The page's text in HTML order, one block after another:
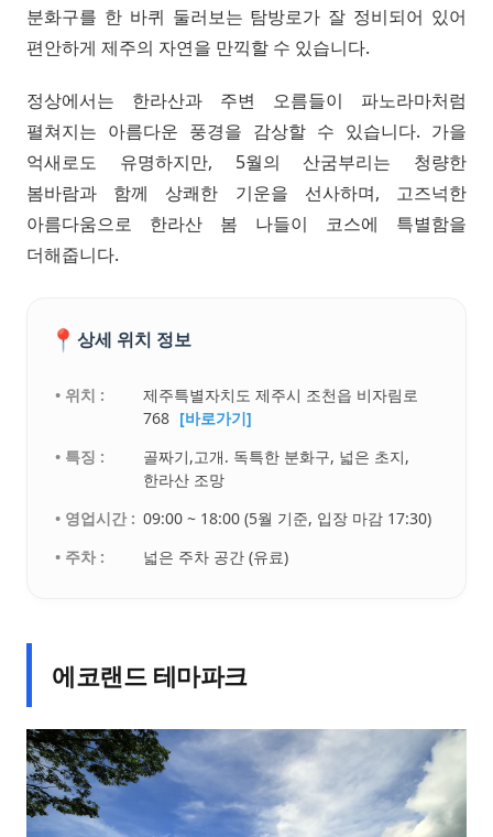
분화구를 한 바퀴 둘러보는 탐방로가 잘 정비되어 있어
편안하게 제주의 자연을 만끽할 수 있습니다.
정상에서는 한라산과 주변 오름들이 파노라마처럼
펼쳐지는 아름다운 풍경을 감상할 수 있습니다. 가을
억새로도 유명하지만, 5월의 산굼부리는 청량한
봄바람과 함께 상쾌한 기운을 선사하며, 고즈넉한
아름다움으로 한라산 봄 나들이 코스에 특별함을
더해줍니다.
📍 상세 위치 정보
• 위치 :
제주특별자치도 제주시 조천읍 비자림로
768 [바로가기]
• 특징 :
골짜기,고개. 독특한 분화구, 넓은 초지,
한라산 조망
• 영업시간 : 09:00 ~ 18:00 (5월 기준, 입장 마감 17:30)
• 주차 :
넓은 주차 공간 (유료)
에코랜드 테마파크